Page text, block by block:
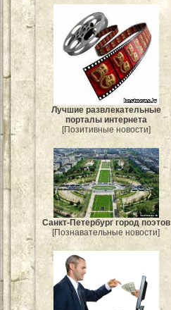
Лучшие развлекательные
порталы интернета
[Позитивные новости]
Санкт-Петербург город поэтов
[Познавательные новости]